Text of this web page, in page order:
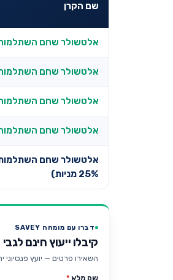
שם הקרן
אלטשולר שחם השתלמות
אלטשולר שחם
אלטשולר שחם
אלטשולר שחם
אלטשולר שחם השתלמות
25% מניות)
דברו עם מומחה SAVEY
קיבלו ייעוץ חינם
השאירו פרטים — יועץ פנסיוני יחזור
שם מלא *